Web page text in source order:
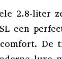
2.8-liter
een
De